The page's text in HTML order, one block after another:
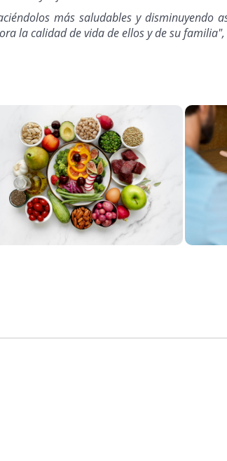
más saludables y disminuyendo
la calidad de vida de ellos y de su familia",